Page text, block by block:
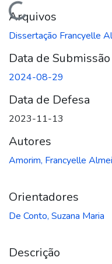
Arquivos
Dissertação Francyelle
Data de Submissão
2024-08-29
Data de Defesa
2023-11-13
Autores
Amorim, Francyelle
Orientadores
De Conto, Suzana Maria
Descrição